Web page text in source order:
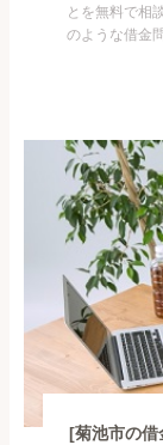
とを無料で相
のような借金
られたくない
がありま...
[菊池市の借